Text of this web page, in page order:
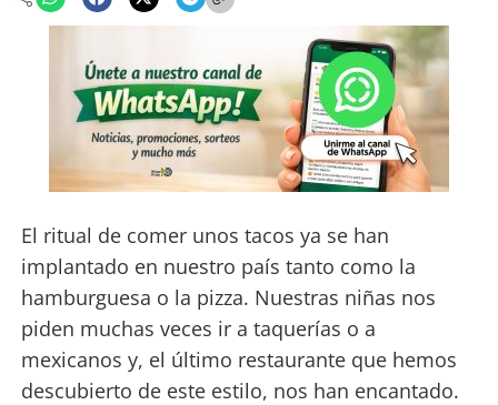
El ritual de comer unos tacos ya se han
implantado en nuestro país tanto como la
hamburguesa o la pizza. Nuestras niñas nos
piden muchas veces ir a taquerías o a
mexicanos y, el último restaurante que hemos
descubierto de este estilo, nos han encantado.